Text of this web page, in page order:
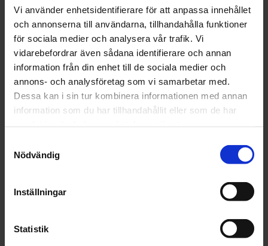
Vi använder enhetsidentifierare för att anpassa innehållet
och annonserna till användarna, tillhandahålla funktioner
för sociala medier och analysera vår trafik. Vi
vidarebefordrar även sådana identifierare och annan
information från din enhet till de sociala medier och
annons- och analysföretag som vi samarbetar med.
Dessa kan i sin tur kombinera informationen med annan
information som du har tillhandahållit eller som de har
Nödvändig
Inställningar
Statistik
Artikelnr: NO 13519-5
Finns i lager
Inkl. moms: 82 kr
Lägg i varukorgen
Leverans inom 1-5 dagar